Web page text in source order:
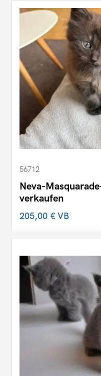
56712
Neva-
verkaufen
205,00 €VB